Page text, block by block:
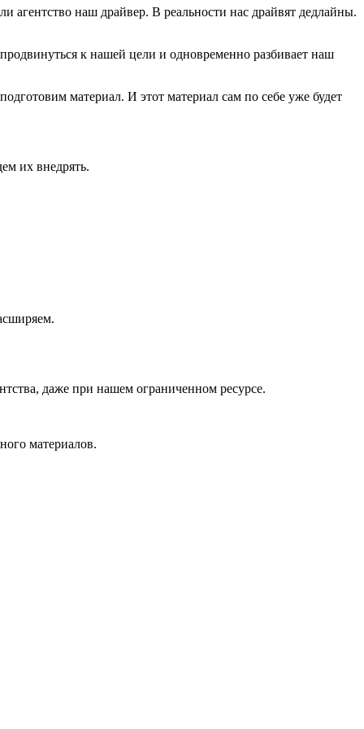
агентство наш драйвер. В реальности нас драйвят дедлайны.
к нашей цели и одновременно разбивает наш
материал. И этот материал сам по себе уже будет
их внедрять.
даже при нашем ограниченном ресурсе.
материалов.